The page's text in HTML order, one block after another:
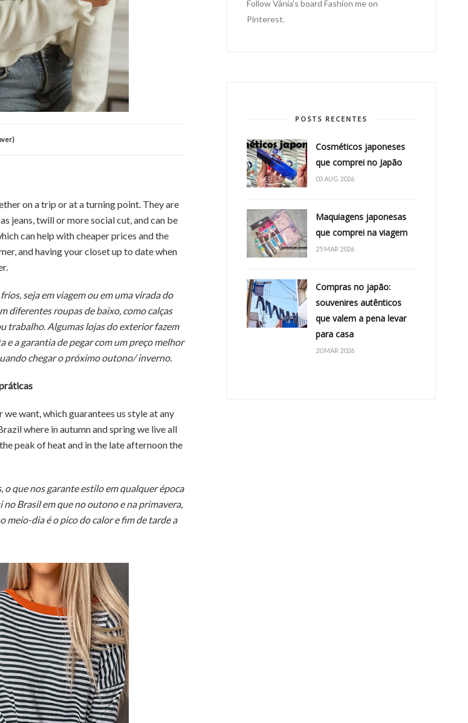
on a trip or at a turning point. They are
jeans, twill or more social cut, and can be
can help with cheaper prices and the
and having your closet up to date when
seja em viagem ou em uma virada do
diferentes roupas de baixo, como calças
trabalho. Algumas lojas do exterior fazem
e a garantia de pegar com um preço melhor
chegar o próximo outono/ inverno.
want, which guarantees us style at any
where in autumn and spring we live all
peak of heat and in the late afternoon the
que nos garante estilo em qualquer época
Brasil em que no outono e na primavera,
meio-dia é o pico do calor e fim de tarde a
Follow Vânia's board Fashion me on
Pinterest.
POSTS RECENTES
Cosméticos japoneses
que comprei no Japão
03 AUG 2026
Maquiagens japonesas
que comprei na viagem
25 MAR 2026
Compras no japão:
souvenires autênticos
que valem a pena levar
para casa
20 MAR 2026